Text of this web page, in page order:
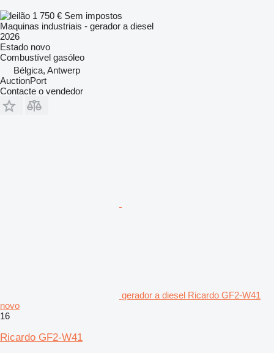
1 750 € Sem impostos
Maquinas industriais - gerador a diesel
2026
Estado novo
Combustível gasóleo
Bélgica, Antwerp
AuctionPort
Contacte o vendedor
gerador a diesel Ricardo GF2-W41
novo
16
Ricardo GF2-W41